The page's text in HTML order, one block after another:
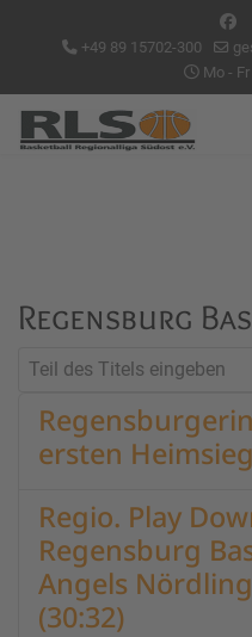
+49 89 15702-300
Mo -
Regensburg
Teil des Titels eingeben
ersten Heimsieg
Regio. Play
Regensburg
Angels
(30:32)